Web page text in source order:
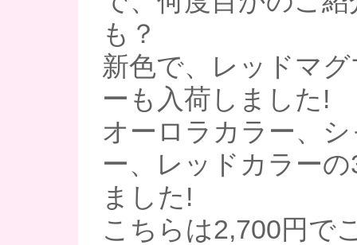
も？
新色で、レッドマ
ーも入荷しました!
オーロラカラー、
ー、レッドカラー
ました!
こちらは2,700円で